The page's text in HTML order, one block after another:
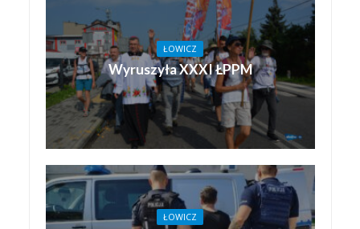
ŁOWICZ
Wyruszyła XXXI ŁPPM
ŁOWICZ